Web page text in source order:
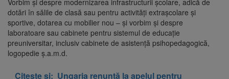
Vorbim și despre modernizarea infrastructurii școlare, adică de
dotări în sălile de clasă sau pentru activități extrașcolare și
sportive, dotarea cu mobilier nou – și vorbim și despre
laboratoare sau cabinete pentru sistemul de educație
preuniversitar, inclusiv cabinete de asistență psihopedagogică,
logopedie ș.a.m.d.
Citeste și: Ungaria renunță la apelul pentru